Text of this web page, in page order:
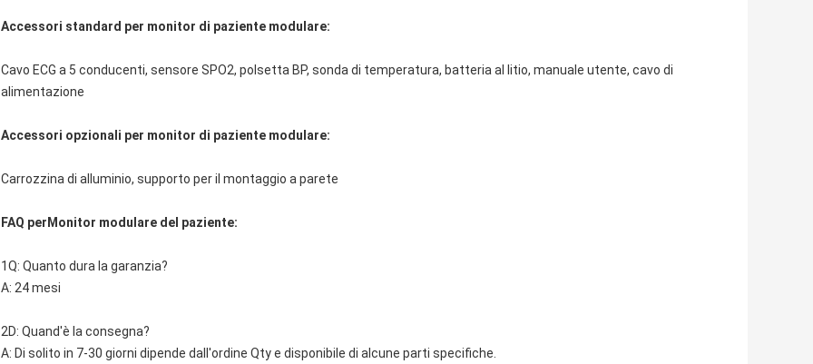
Accessori standard per monitor di paziente modulare:
Cavo ECG a 5 conducenti, sensore SPO2, polsetta BP, sonda di temperatura, batteria al litio, manuale utente, cavo di
alimentazione
Accessori opzionali per monitor di paziente modulare:
Carrozzina di alluminio, supporto per il montaggio a parete
FAQ per Monitor modulare del paziente:
1Q: Quanto dura la garanzia?
A: 24 mesi
2D: Quand'è la consegna?
A: Di solito in 7-30 giorni dipende dall'ordine Qty e disponibile di alcune parti specifiche.